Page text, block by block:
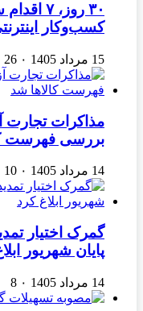
۳۰
کسب‌وکار
15 مرداد 1405 ۰ 26
مذاکرات تجارت
بررسی فهرست
14 مرداد 1405 ۰ 10
گمرک اختیار
پایان شهریور
14 مرداد 1405 ۰ 8